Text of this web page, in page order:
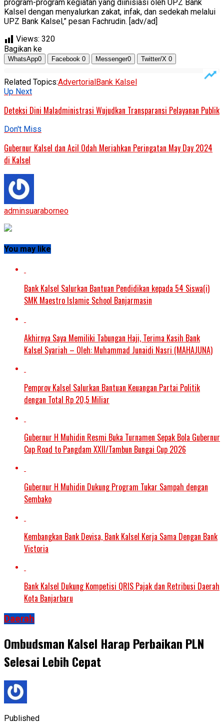
program-program kegiatan yang diinisiasi oleh UPZ Bank
Kalsel dengan menyalurkan zakat, infak, dan sedekah melalui
UPZ Bank Kalsel,” pesan Fachrudin. [adv/ad]
Views: 320
Bagikan ke
WhatsApp0 Facebook 0 Messenger0 Twitter/X 0
Related Topics:AdvertorialBank Kalsel
Up Next
Deteksi Dini Maladministrasi Wujudkan Transparansi Pelayanan Publik
Don't Miss
Gubernur Kalsel dan Acil Odah Meriahkan Peringatan May Day 2024
di Kalsel
adminsuaraborneo
You may like
Bank Kalsel Salurkan Bantuan Pendidikan kepada 54 Siswa(i)
SMK Maestro Islamic School Banjarmasin
Akhirnya Saya Memiliki Tabungan Haji, Terima Kasih Bank
Kalsel Syariah – Oleh: Muhammad Junaidi Nasri (MAHAJUNA)
Pemprov Kalsel Salurkan Bantuan Keuangan Partai Politik
dengan Total Rp 20,5 Miliar
Gubernur H Muhidin Resmi Buka Turnamen Sepak Bola Gubernur
Cup Road to Pangdam XXII/Tambun Bungai Cup 2026
Gubernur H Muhidin Dukung Program Tukar Sampah dengan
Sembako
Kembangkan Bank Devisa, Bank Kalsel Kerja Sama Dengan Bank
Victoria
Bank Kalsel Dukung Kompetisi QRIS Pajak dan Retribusi Daerah
Kota Banjarbaru
Daerah
Ombudsman Kalsel Harap Perbaikan PLN
Selesai Lebih Cepat
Published